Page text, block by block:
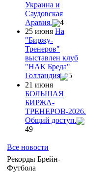
Украина и
Саудовская
Аравия.
4
25 июня На
"Биржу-
Тренеров"
выставлен клуб
"НАК Бреда"
Голландия
5
21 июня
БОЛЬШАЯ
БИРЖА-
ТРЕНЕРОВ-2026.
Общий доступ.
49
Все новости
Рекорды Брейн-
Футбола